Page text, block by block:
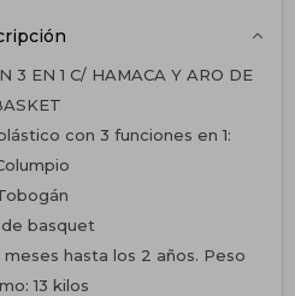
3 EN 1 C/ HAMACA Y ARO DE
con 3 funciones en 1:
basquet
meses hasta los 2 años. Peso
13 kilos